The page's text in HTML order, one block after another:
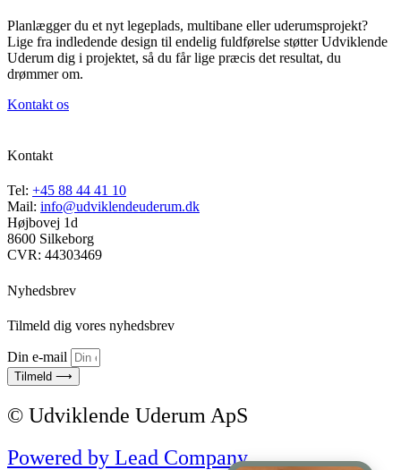
Planlægger du et nyt legeplads, multibane eller uderumsprojekt?
Lige fra indledende design til endelig fuldførelse støtter Udviklende
Uderum dig i projektet, så du får lige præcis det resultat, du
drømmer om.
Kontakt os
Kontakt
Tel: +45 88 44 41 10
Mail: info@udviklendeuderum.dk
Højbovej 1d
8600 Silkeborg
CVR: 44303469
Nyhedsbrev
Tilmeld dig vores nyhedsbrev
Din e-mail
Tilmeld ⟶
© Udviklende Uderum ApS
Powered by Lead Company